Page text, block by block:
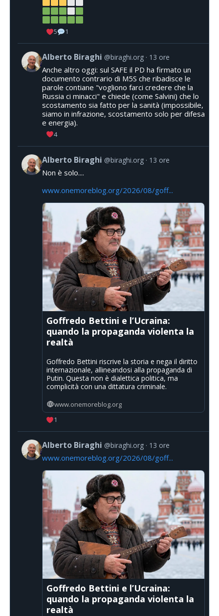
5 1
Alberto Biraghi @biraghi.org 13 ore
Anche altro oggi: sul SAFE il PD ha firmato un
documento contrario di M5S che ribadisce le
parole contiane "vogliono farci credere che la
Russia ci minacci" e chiede (come Salvini) che lo
scostamento sia fatto per la sanità (impossibile,
siamo in infrazione, scostamento solo per difesa
e energia).
4
Alberto Biraghi @biraghi.org 13 ore
Non è solo....
www.onemoreblog.org/2026/08/goff...
Goffredo Bettini e l’Ucraina:
quando la propaganda violenta la
realtà
Goffredo Bettini riscrive la storia e nega il diritto
internazionale, allineandosi alla propaganda di
Putin. Questa non è dialettica politica, ma
complicità con una dittatura criminale.
www.onemoreblog.org
1
Alberto Biraghi @biraghi.org 13 ore
www.onemoreblog.org/2026/08/goff...
Goffredo Bettini e l’Ucraina:
quando la propaganda violenta la
realtà